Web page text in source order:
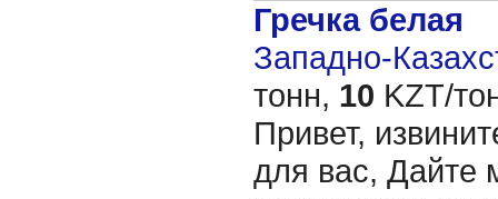
Гречка белая
Западно-
тонн, 10 KZT/
Привет,
для вас, Дайте